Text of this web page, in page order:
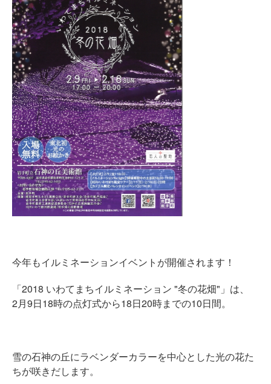
今年もイルミネーションイベントが開催されます！
「2018 いわてまちイルミネーション "冬の花畑"」は、
2月9日18時の点灯式から18日20時までの10日間。
雪の石神の丘にラベンダーカラーを中心とした光の花た
ちが咲きだします。